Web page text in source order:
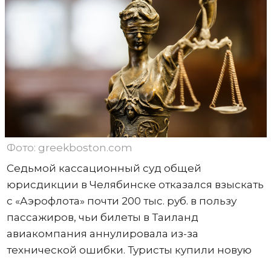
Фото: greekboston.com
Седьмой кассационный суд общей
юрисдикции в Челябинске отказался взыскать
с «Аэрофлота» почти 200 тыс. руб. в пользу
пассажиров, чьи билеты в Таиланд
авиакомпания аннулировала из-за
технической ошибки. Туристы купили новую